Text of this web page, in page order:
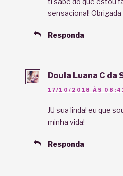
sensacional!
Responda
Doula Luana C da
17/10/2018 ÀS
JU sua linda! eu que
minha vida!
Responda